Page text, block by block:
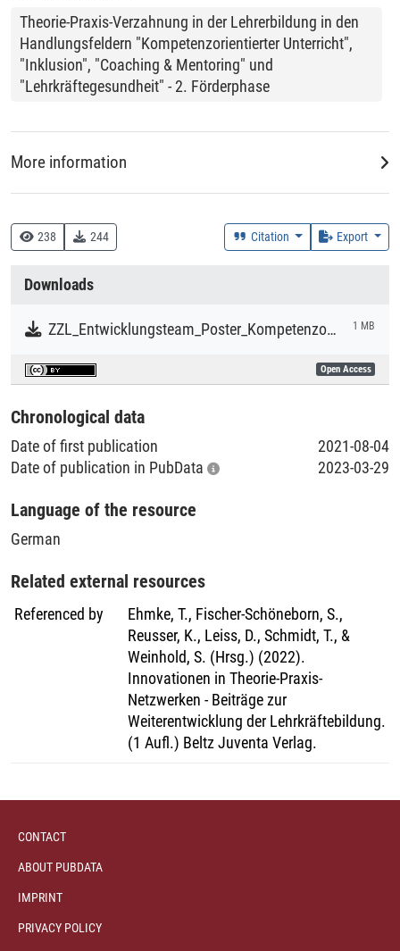
238 244 Citation Export
Downloads
ZZL_Entwicklungsteam_Poster_Kompetenzorientierter_Deutschunterricht_2021.pdf 1 MB
Open Access
Chronological data
Date of first publication
2021-08-04
Date of publication in PubData
2023-03-29
Language of the resource
German
Related external resources
Referenced by
Ehmke, T., Fischer-Schöneborn, S.,
Reusser, K., Leiss, D., Schmidt, T., &
Weinhold, S. (Hrsg.) (2022).
Innovationen in Theorie-Praxis-
Netzwerken - Beiträge zur
Weiterentwicklung der Lehrkräftebildung.
(1 Aufl.) Beltz Juventa Verlag.
Theorie-Praxis-Verzahnung in der Lehrerbildung in den
Handlungsfeldern "Kompetenzorientierter Unterricht",
"Inklusion", "Coaching & Mentoring" und
"Lehrkräftegesundheit" - 2. Förderphase
More information
372 :: Primar- und Elementarbildung
378 :: Hochschulbildung
Creation Context
Research
Collections
CONTACT
ABOUT PUBDATA
IMPRINT
PRIVACY POLICY